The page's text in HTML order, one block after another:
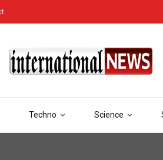
Techno Science